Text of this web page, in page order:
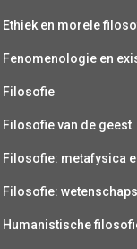
Ethiek en morele
Fenomenologie en
Filosofie
Filosofie van de geest
Filosofie: metafysica
Filosofie:
Humanistische